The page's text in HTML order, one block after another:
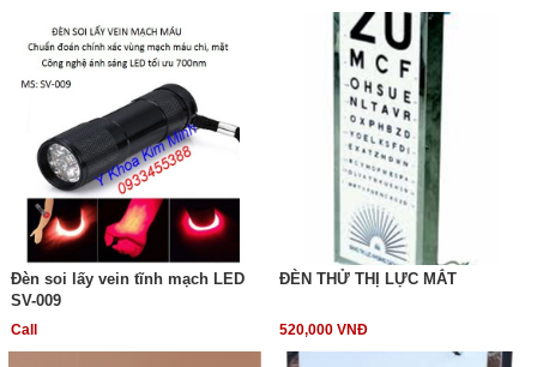
Đèn soi lấy vein tĩnh mạch LED
SV-009
Call
ĐÈN THỬ THỊ LỰC MẮT
520,000 VNĐ